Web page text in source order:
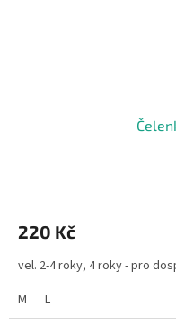
220 Kč
vel. 2-4 roky, 4 roky - pro
M
L